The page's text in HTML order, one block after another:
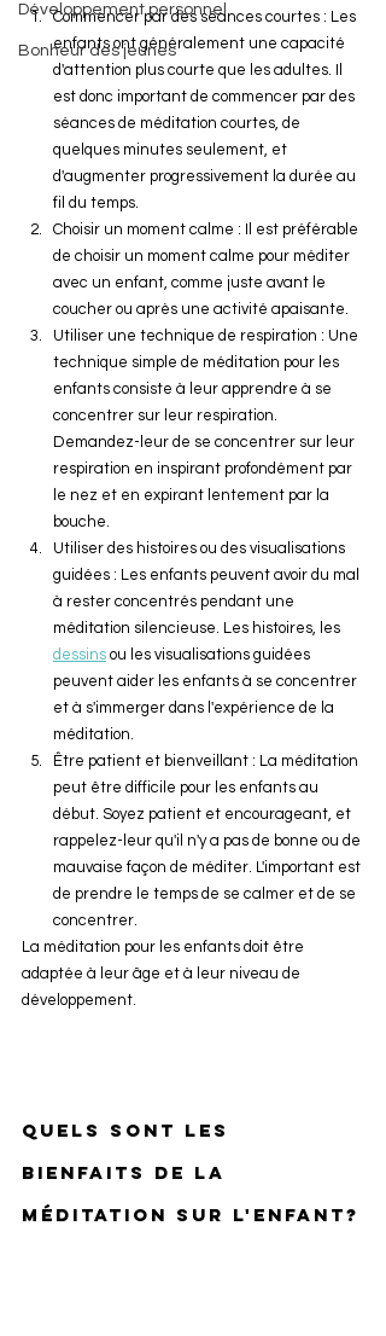
Développement personnel
Bonheur des jeunes
Commencer par des séances courtes : Les
enfants ont généralement une capacité
d'attention plus courte que les adultes. Il
est donc important de commencer par des
séances de méditation courtes, de
quelques minutes seulement, et
d'augmenter progressivement la durée au
fil du temps.
Choisir un moment calme : Il est préférable
de choisir un moment calme pour méditer
avec un enfant, comme juste avant le
coucher ou après une activité apaisante.
Utiliser une technique de respiration : Une
technique simple de méditation pour les
enfants consiste à leur apprendre à se
concentrer sur leur respiration.
Demandez-leur de se concentrer sur leur
respiration en inspirant profondément par
le nez et en expirant lentement par la
bouche.
Utiliser des histoires ou des visualisations
guidées : Les enfants peuvent avoir du mal
à rester concentrés pendant une
méditation silencieuse. Les histoires, les
dessins ou les visualisations guidées
peuvent aider les enfants à se concentrer
et à s'immerger dans l'expérience de la
méditation.
Être patient et bienveillant : La méditation
peut être difficile pour les enfants au
début. Soyez patient et encourageant, et
rappelez-leur qu'il n'y a pas de bonne ou de
mauvaise façon de méditer. L'important est
de prendre le temps de se calmer et de se
concentrer.
La méditation pour les enfants doit être
adaptée à leur âge et à leur niveau de
développement.
Quels sont les
bienfaits de la
méditation sur l'enfant?